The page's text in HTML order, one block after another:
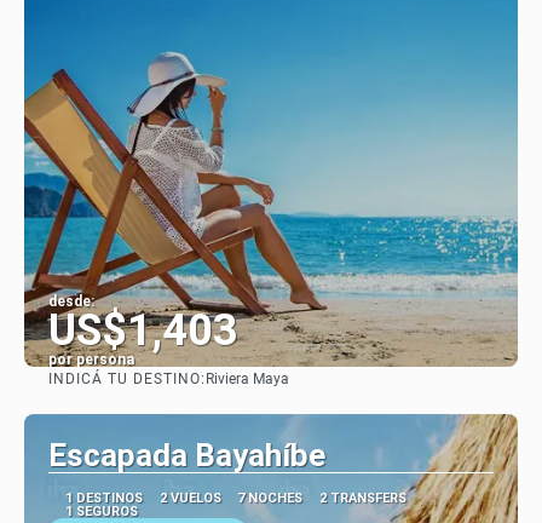
desde:
US$1,403
por persona
Ver
INDICÁ TU DESTINO: Riviera Maya
Escapada Bayahíbe
1 DESTINOS 2 VUELOS 7 NOCHES
2 TRANSFERS
1 SEGUROS